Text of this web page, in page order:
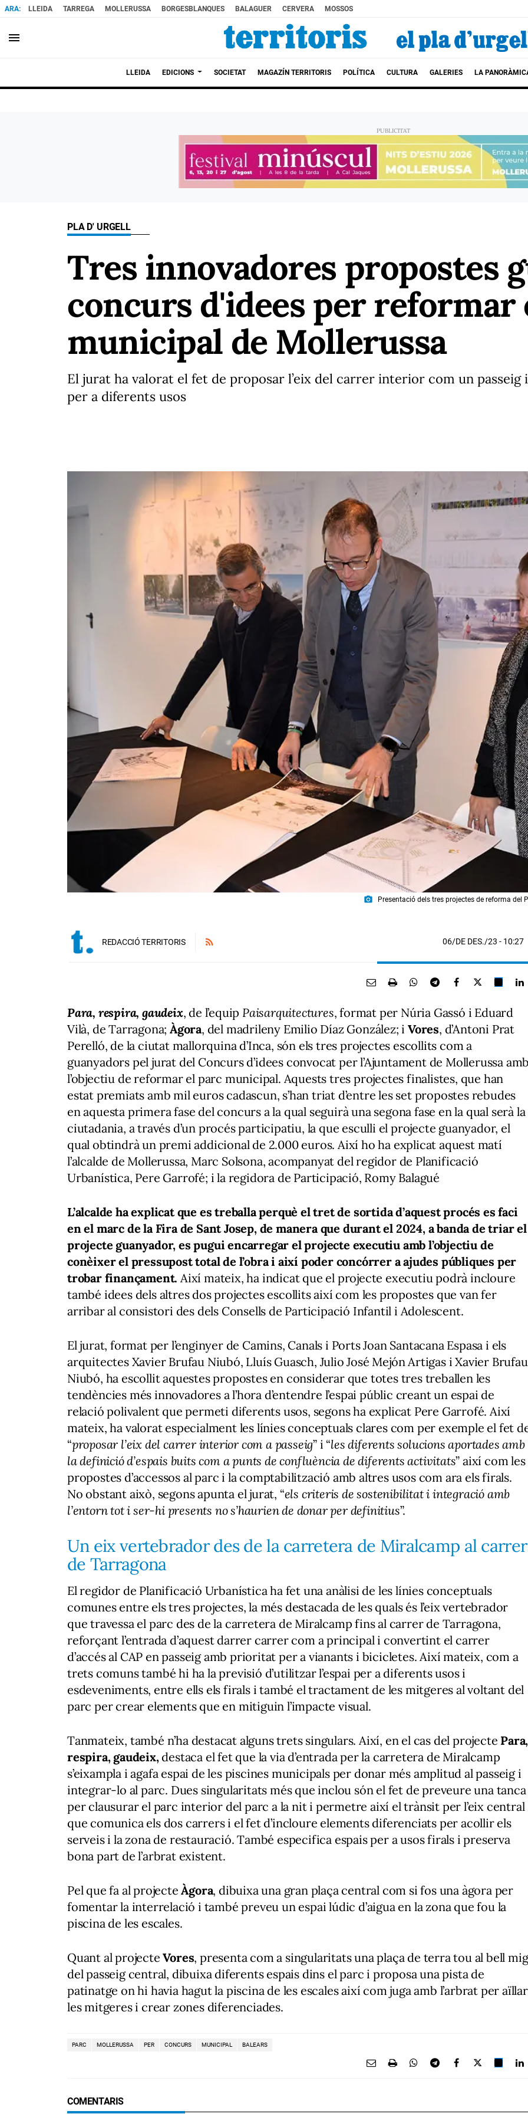
LLEIDA TARREGA MOLLERUSSA BORGESBLANQUES BALAGUER CERVERA MOSSOS
menu
LLEIDA EDICIONS SOCIETAT MAGAZÍN TERRITORIS POLÍTICA CULTURA GALERIES LA
PLA D' URGELL
Tres innovadores propostes
concurs d'idees per reformar
municipal de Mollerussa
El jurat ha valorat el fet de proposar l’eix del carrer interior com un passeig
per a diferents usos
photo_camera Presentació dels tres projectes de reforma
REDACCIÓ TERRITORIS 06/DE DES./23 - 10:27
Para, respira, gaudeix, de l’equip Paisarquitectures, format per Núria Gassó i Eduard
Vilà, de Tarragona;Àgora, del madrileny Emilio Díaz González; iVores, d’Antoni Prat
Perelló, de la ciutat mallorquina d’Inca, són els tres projectes escollits com a
guanyadors pel jurat del Concurs d’idees convocat per l’Ajuntament de Mollerussa
l’objectiu de reformar el parc municipal. Aquests tres projectes finalistes, que han
estat premiats amb mil euros cadascun, s’han triat d’entre les set propostes rebudes
en aquesta primera fase del concurs a la qual seguirà una segona fase en la qual serà la
ciutadania, a través d’un procés participatiu, la que esculli el projecte guanyador, el
qual obtindrà un premi addicional de 2.000 euros. Així ho ha explicat aquest matí
l’alcalde de Mollerussa, Marc Solsona, acompanyat del regidor de Planificació
Urbanística, Pere Garrofé; i la regidora de Participació, Romy Balagué
L’alcalde ha explicat que es treballa perquè el tret de sortida d’aquest procés es faci
en el marc de la Fira de Sant Josep, de manera que durant el 2024, a banda de triar el
projecte guanyador, es pugui encarregar el projecte executiu amb l’objectiu de
conèixer el pressupost total de l’obra i així poder concórrer a ajudes públiques per
trobar finançament. Així mateix, ha indicat que el projecte executiu podrà incloure
també idees dels altres dos projectes escollits així com les propostes que van fer
arribar al consistori des dels Consells de Participació Infantil i Adolescent.
El jurat, format per l’enginyer de Camins, Canals i Ports Joan Santacana Espasa i els
arquitectes Xavier Brufau Niubó, Lluís Guasch, Julio José Mejón Artigas i Xavier Brufau
Niubó, ha escollit aquestes propostes en considerar que totes tres treballen les
tendències més innovadores a l’hora d’entendre l’espai públic creant un espai de
relació polivalent que permeti diferents usos, segons ha explicat Pere Garrofé. Així
mateix, ha valorat especialment les línies conceptuals clares com per exemple el fet
“proposar l’eix del carrer interior com a passeig” i “les diferents solucions aportades amb
la definició d’espais buits com a punts de confluència de diferents activitats” així com les
propostes d’accessos al parc i la comptabilització amb altres usos com ara els firals.
No obstant això, segons apunta el jurat, “els criteris de sostenibilitat i integració amb
l’entorn tot i ser-hi presents no s’haurien de donar per definitius”.
Un eix vertebrador des de la carretera de Miralcamp al carrer
de Tarragona
El regidor de Planificació Urbanística ha fet una anàlisi de les línies conceptuals
comunes entre els tres projectes, la més destacada de les quals és l’eix vertebrador
que travessa el parc des de la carretera de Miralcamp fins al carrer de Tarragona,
reforçant l’entrada d’aquest darrer carrer com a principal i convertint el carrer
d’accés al CAP en passeig amb prioritat per a vianants i bicicletes. Així mateix, com a
trets comuns també hi ha la previsió d’utilitzar l’espai per a diferents usos i
esdeveniments, entre ells els firals i també el tractament de les mitgeres al voltant del
parc per crear elements que en mitiguin l’impacte visual.
Tanmateix, també n’ha destacat alguns trets singulars. Així, en el cas del projecte Para,
respira, gaudeix, destaca el fet que la via d’entrada per la carretera de Miralcamp
s’eixampla i agafa espai de les piscines municipals per donar més amplitud al passeig i
integrar-lo al parc. Dues singularitats més que inclou són el fet de preveure una tanca
per clausurar el parc interior del parc a la nit i permetre així el trànsit per l’eix central
que comunica els dos carrers i el fet d’incloure elements diferenciats per acollir els
serveis i la zona de restauració. També especifica espais per a usos firals i preserva
bona part de l’arbrat existent.
Pel que fa al projecteÀgora, dibuixa una gran plaça central com si fos una àgora per
fomentar la interrelació i també preveu un espai lúdic d’aigua en la zona que fou la
piscina de les escales.
Quant al projecteVores, presenta com a singularitats una plaça de terra tou al bell mig
del passeig central, dibuixa diferents espais dins el parc i proposa una pista de
patinatge on hi havia hagut la piscina de les escales així com juga amb l’arbrat per aïllar
les mitgeres i crear zones diferenciades.
PARC MOLLERUSSA PER CONCURS MUNICIPAL BALEARS
COMENTARIS